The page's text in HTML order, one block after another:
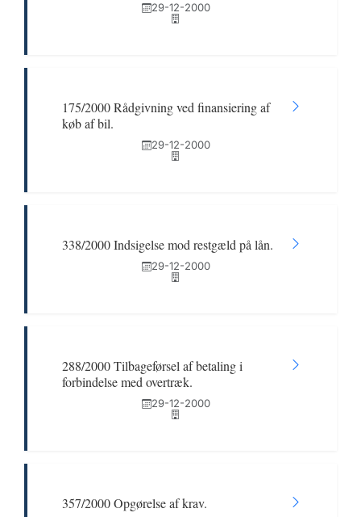
29-12-2000
175/2000 Rådgivning ved finansiering af
køb af bil.
29-12-2000
338/2000 Indsigelse mod restgæld på lån.
29-12-2000
288/2000 Tilbageførsel af betaling i
forbindelse med overtræk.
29-12-2000
357/2000 Opgørelse af krav.